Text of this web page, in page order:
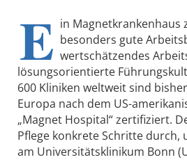
E in Magnetkrankenhaus
besonders gute
wertschätzendes
lösungsorientierte
600 Kliniken weltweit sind
Europa nach dem US-
„Magnet Hospital“ zertifiziert.
Pflege konkrete Schritte durch,
am Universitätsklinikum Bonn